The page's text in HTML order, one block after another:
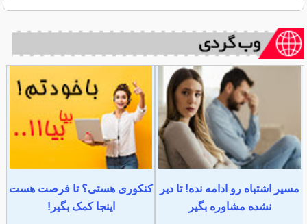
مسیر اشتباه رو ادامه نده! تا دیر
نشده مشاوره بگیر
کنکوری هستی؟ تا فرصت هست
اینجا کمک بگیر!